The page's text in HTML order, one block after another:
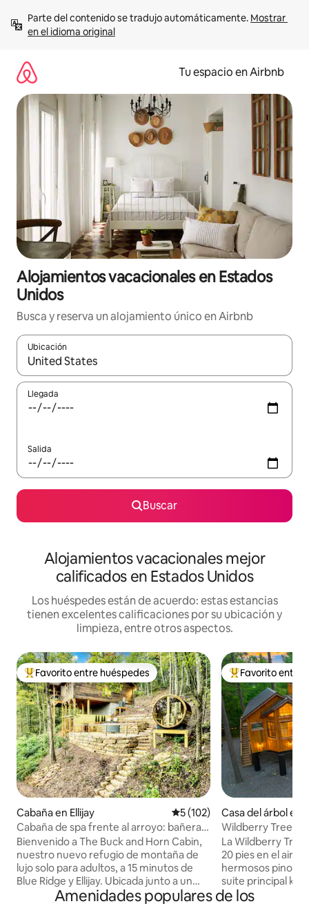
contenido
Parte del contenido se tradujo automáticamente. Mostrar
en el idioma original
Tu espacio en Airbnb
Alojamientos vacacionales en Estados
Unidos
Busca y reserva un alojamiento único en Airbnb
Ubicación
Cuando los resultados estén disponibles, podrás navegar
Llegada
Salida
Buscar
Alojamientos vacacionales mejor
calificados en Estados Unidos
Los huéspedes están de acuerdo: estas estancias
tienen excelentes calificaciones por su ubicación y
limpieza, entre otros aspectos.
De los mejores en Favorito entre huéspedes
Favorito entre huéspedes
Cabaña en Ellijay Calificación promedio: 5 de
5 (102)
Cabaña de spa frente al arroyo: bañera
de hidromasaje, inmersión en frío, sauna
Bienvenido a The Buck and Horn Cabin,
nuestro nuevo refugio de montaña de
lujo solo para adultos, a 15 minutos de
Blue Ridge y Ellijay. Ubicada junto a un
arroyo con un sendero privado a un lago
De los mejores
Favorito entre
Casa del árbol en
Wildberry
Acogedor |
La Wildberry
20 pies en el aire,
hermosos pinos
suite principal
superior con
Amenidades populares de los